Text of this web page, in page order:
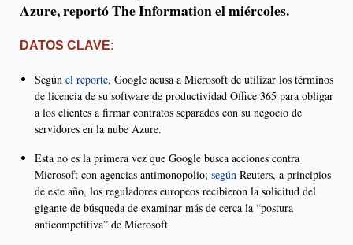
Azure, reportó The Information el miércoles.
DATOS CLAVE:
Según el reporte, Google acusa a Microsoft de utilizar los términos
de licencia de su software de productividad Office 365 para obligar
a los clientes a firmar contratos separados con su negocio de
servidores en la nube Azure.
Esta no es la primera vez que Google busca acciones contra
Microsoft con agencias antimonopolio; según Reuters, a principios
de este año, los reguladores europeos recibieron la solicitud del
gigante de búsqueda de examinar más de cerca la “postura
anticompetitiva” de Microsoft.